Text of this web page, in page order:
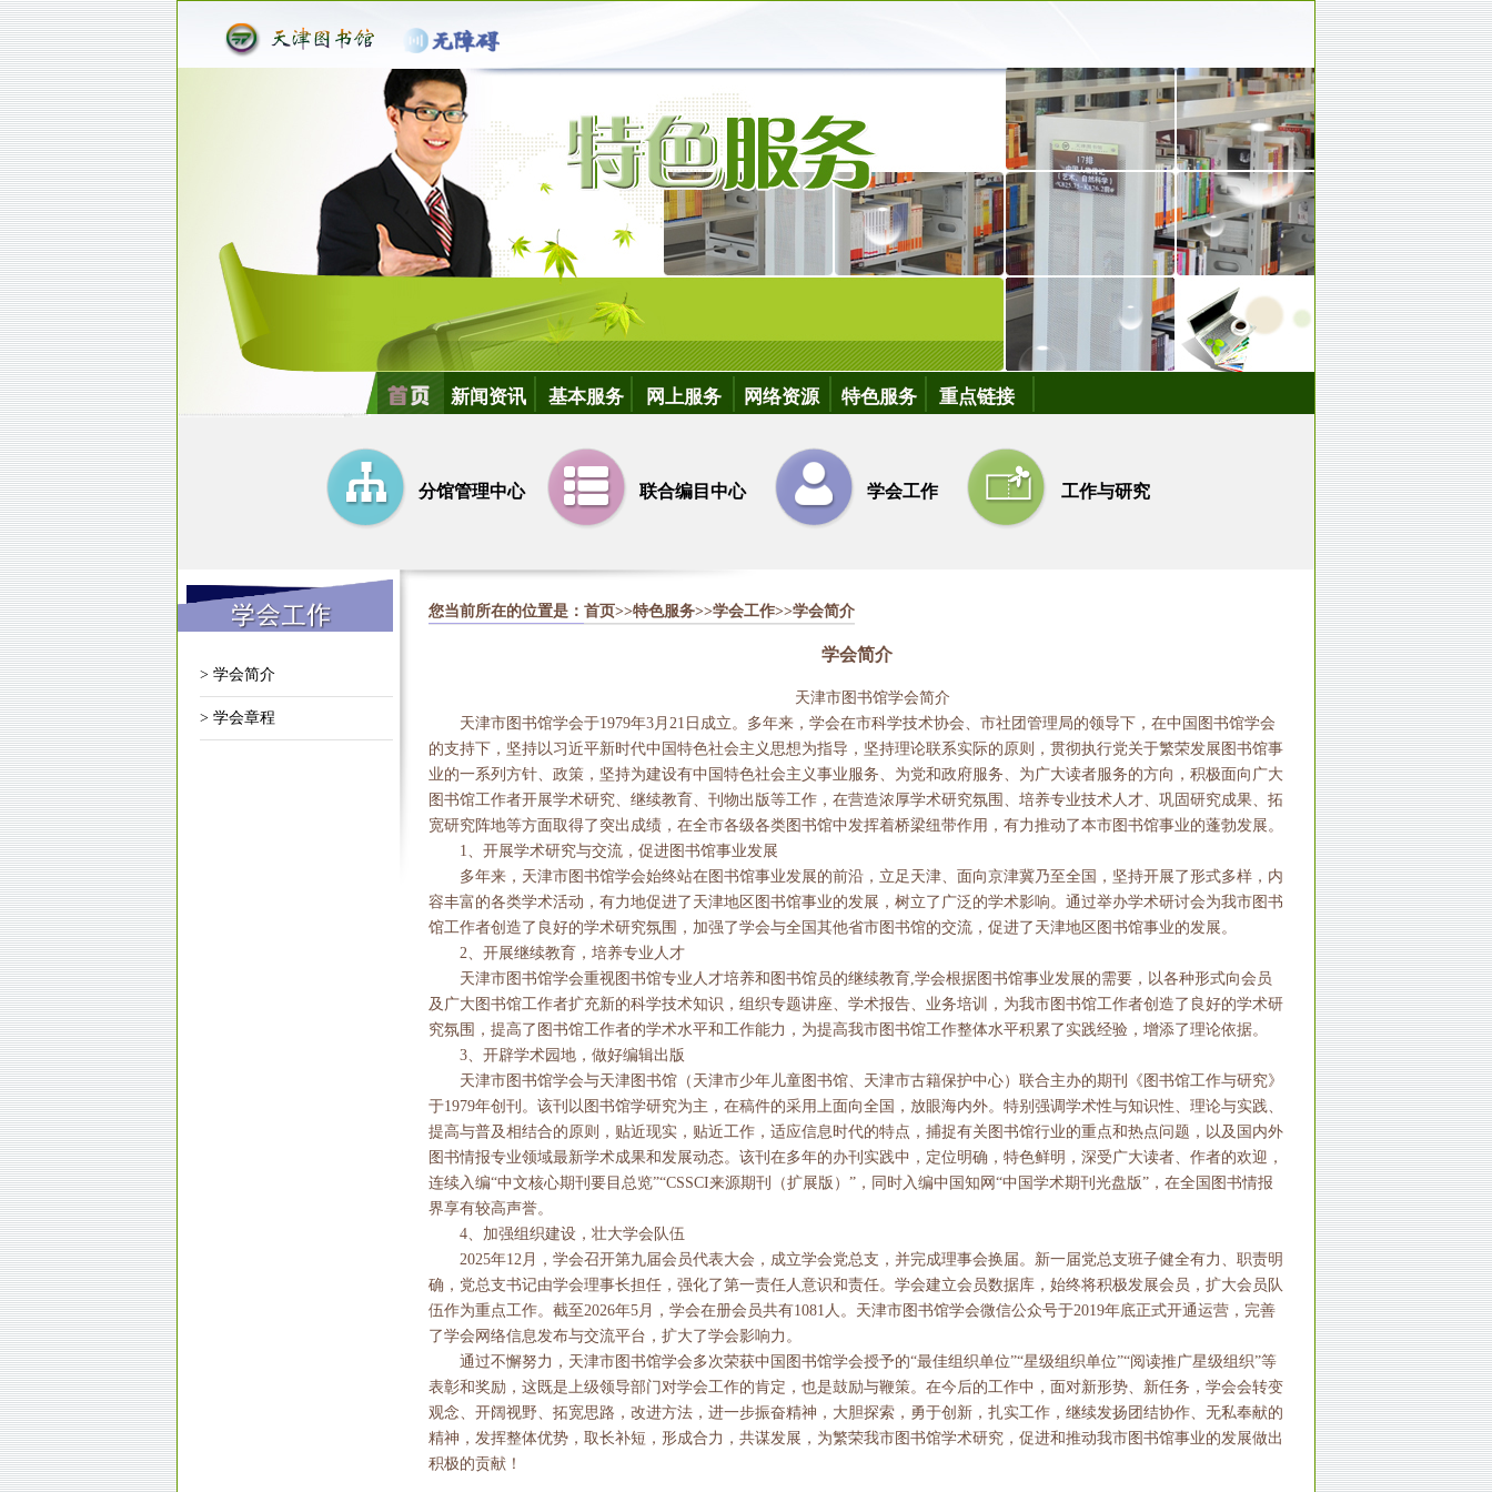
新闻资讯 基本服务 网上服务 网络资源 特色服务 重点链接
分馆管理中心 联合编目中心 学会工作 工作与研究
> 学会简介
> 学会章程
您当前所在的位置是： 首页>>特色服务>>学会工作>>学会简介
学会简介
天津市图书馆学会简介
天津市图书馆学会于1979年3月21日成立。多年来，学会在市科学技术协会、市社团管理局的领导下，在中国图书馆学会
的支持下，坚持以习近平新时代中国特色社会主义思想为指导，坚持理论联系实际的原则，贯彻执行党关于繁荣发展图书馆事
业的一系列方针、政策，坚持为建设有中国特色社会主义事业服务、为党和政府服务、为广大读者服务的方向，积极面向广大
图书馆工作者开展学术研究、继续教育、刊物出版等工作，在营造浓厚学术研究氛围、培养专业技术人才、巩固研究成果、拓
宽研究阵地等方面取得了突出成绩，在全市各级各类图书馆中发挥着桥梁纽带作用，有力推动了本市图书馆事业的蓬勃发展。
1、开展学术研究与交流，促进图书馆事业发展
多年来，天津市图书馆学会始终站在图书馆事业发展的前沿，立足天津、面向京津冀乃至全国，坚持开展了形式多样，内
容丰富的各类学术活动，有力地促进了天津地区图书馆事业的发展，树立了广泛的学术影响。通过举办学术研讨会为我市图书
馆工作者创造了良好的学术研究氛围，加强了学会与全国其他省市图书馆的交流，促进了天津地区图书馆事业的发展。
2、开展继续教育，培养专业人才
天津市图书馆学会重视图书馆专业人才培养和图书馆员的继续教育,学会根据图书馆事业发展的需要，以各种形式向会员
及广大图书馆工作者扩充新的科学技术知识，组织专题讲座、学术报告、业务培训，为我市图书馆工作者创造了良好的学术研
究氛围，提高了图书馆工作者的学术水平和工作能力，为提高我市图书馆工作整体水平积累了实践经验，增添了理论依据。
3、开辟学术园地，做好编辑出版
天津市图书馆学会与天津图书馆（天津市少年儿童图书馆、天津市古籍保护中心）联合主办的期刊《图书馆工作与研究》
于1979年创刊。该刊以图书馆学研究为主，在稿件的采用上面向全国，放眼海内外。特别强调学术性与知识性、理论与实践、
提高与普及相结合的原则，贴近现实，贴近工作，适应信息时代的特点，捕捉有关图书馆行业的重点和热点问题，以及国内外
图书情报专业领域最新学术成果和发展动态。该刊在多年的办刊实践中，定位明确，特色鲜明，深受广大读者、作者的欢迎，
连续入编“中文核心期刊要目总览”“CSSCI来源期刊（扩展版）”，同时入编中国知网“中国学术期刊光盘版”，在全国图书情报
界享有较高声誉。
4、加强组织建设，壮大学会队伍
2025年12月，学会召开第九届会员代表大会，成立学会党总支，并完成理事会换届。新一届党总支班子健全有力、职责明
确，党总支书记由学会理事长担任，强化了第一责任人意识和责任。学会建立会员数据库，始终将积极发展会员，扩大会员队
伍作为重点工作。截至2026年5月，学会在册会员共有1081人。天津市图书馆学会微信公众号于2019年底正式开通运营，完善
了学会网络信息发布与交流平台，扩大了学会影响力。
通过不懈努力，天津市图书馆学会多次荣获中国图书馆学会授予的“最佳组织单位”“星级组织单位”“阅读推广星级组织”等
表彰和奖励，这既是上级领导部门对学会工作的肯定，也是鼓励与鞭策。在今后的工作中，面对新形势、新任务，学会会转变
观念、开阔视野、拓宽思路，改进方法，进一步振奋精神，大胆探索，勇于创新，扎实工作，继续发扬团结协作、无私奉献的
精神，发挥整体优势，取长补短，形成合力，共谋发展，为繁荣我市图书馆学术研究，促进和推动我市图书馆事业的发展做出
积极的贡献！